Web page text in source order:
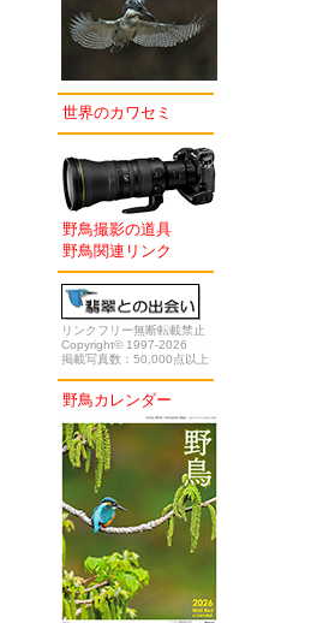
世界のカワセミ
野鳥撮影の道具
野鳥関連リンク
リンクフリー無断転載禁止
Copyright© 1997-2026
掲載写真数：50,000点以上
野鳥カレンダー